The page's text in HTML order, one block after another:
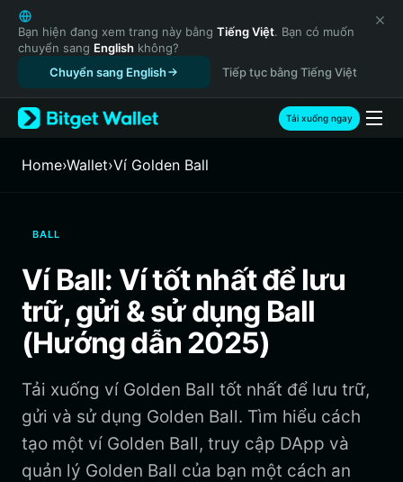
English
日本語
Tiếng Việt
Русский
Español (Latinoamérica)
Türkçe
Français
繁體中文
Bahasa Indonesia
ภาษาไทย
हिन्दी
Español
Português (Brasil)
Español (Argentina)
Bạn hiện đang xem trang này bằng Tiếng Việt. Bạn có muốn
chuyển sang English không?
Chuyển sang English
Tiếp tục bằng Tiếng Việt
Tải xuống ngay
Home›Wallet›‌Ví Golden Ball
BALL
Ví Ball: Ví tốt nhất để lưu
trữ, gửi & sử dụng Ball
(Hướng dẫn 2025)
Tải xuống ví Golden Ball tốt nhất để lưu trữ,
gửi và sử dụng Golden Ball. Tìm hiểu cách
tạo một ví Golden Ball, truy cập DApp và
quản lý Golden Ball của bạn một cách an